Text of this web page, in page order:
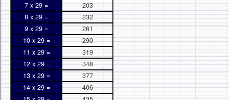
7 x 29 =
203
8 x 29 =
232
9 x 29 =
261
10 x 29 =
290
11 x 29 =
319
12 x 29 =
348
13 x 29 =
377
14 x 29 =
406